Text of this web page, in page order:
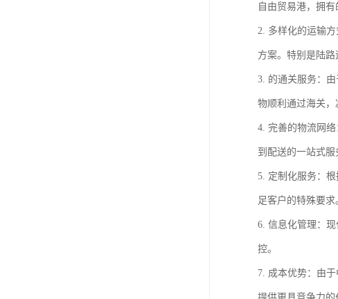
自由贸易港，拥
2. 多样化的运输
方案。特别是陆路
3. 的通关服务：
物顺利通过海关，
4. 完善的物流网
到配送的一站式服
5. 定制化服务：
足客户的特殊要求
6. 信息化管理：
控。
7. 成本优势：由